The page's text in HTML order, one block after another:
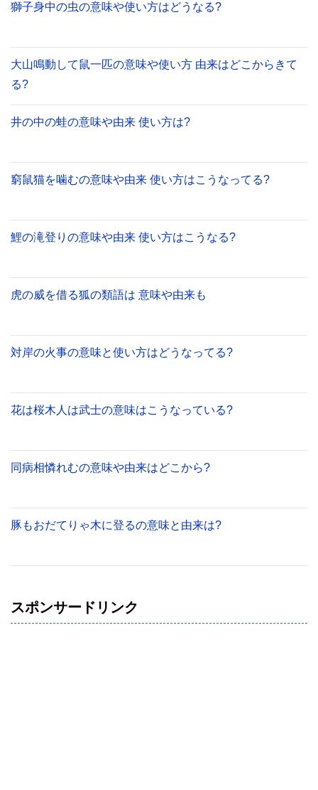
獅子身中の虫の意味や使い方はどうなる?
大山鳴動して鼠一匹の意味や使い方 由来はどこからきて
る?
井の中の蛙の意味や由来 使い方は?
窮鼠猫を噛むの意味や由来 使い方はこうなってる?
鯉の滝登りの意味や由来 使い方はこうなる?
虎の威を借る狐の類語は 意味や由来も
対岸の火事の意味と使い方はどうなってる?
花は桜木人は武士の意味はこうなっている?
同病相憐れむの意味や由来はどこから?
豚もおだてりゃ木に登るの意味と由来は?
スポンサードリンク